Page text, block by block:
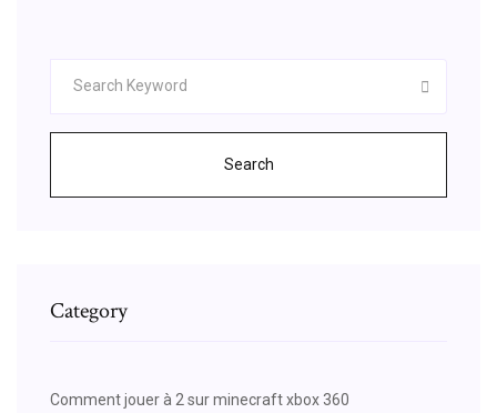
Search
Category
Comment jouer à 2 sur minecraft xbox 360